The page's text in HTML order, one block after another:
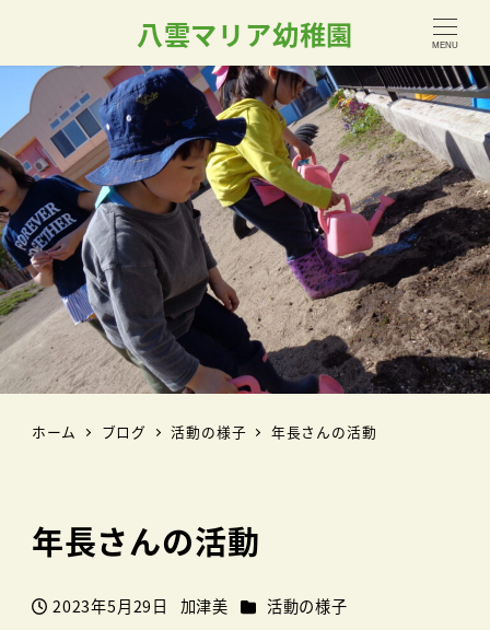
八雲マリア幼稚園 MENU
ホーム ブログ 活動の様子 年長さんの活動
年長さんの活動
投稿日
2023年5月29日
著
加津美 カテゴリー
活動の様子